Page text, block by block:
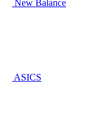
New Balance
ASICS